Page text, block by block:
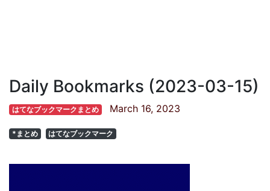
Daily Bookmarks (2023-03-15)
はてなブックマークまとめ March 16, 2023
*まとめ はてなブックマーク